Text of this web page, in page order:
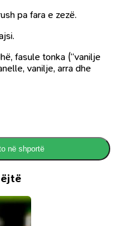
pa fara e zezë.
fasule tonka (“vanilje
vanilje, arra dhe
në shportë